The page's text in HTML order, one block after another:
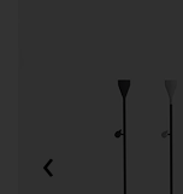
‹